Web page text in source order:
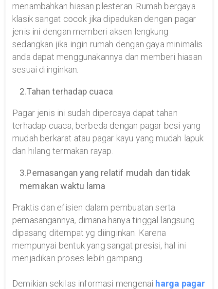
menambahkan hiasan plesteran. Rumah bergaya
klasik sangat cocok jika dipadukan dengan pagar
jenis ini dengan memberi aksen lengkung
sedangkan jika ingin rumah dengan gaya minimalis
anda dapat menggunakannya dan memberi hiasan
sesuai diinginkan.
2.Tahan terhadap cuaca
Pagar jenis ini sudah dipercaya dapat tahan
terhadap cuaca, berbeda dengan pagar besi yang
mudah berkarat atau pagar kayu yang mudah lapuk
dan hilang termakan rayap.
3.Pemasangan yang relatif mudah dan tidak
memakan waktu lama
Praktis dan efisien dalam pembuatan serta
pemasangannya, dimana hanya tinggal langsung
dipasang ditempat yg diinginkan. Karena
mempunyai bentuk yang sangat presisi, hal ini
menjadikan proses lebih gampang.
Demikian sekilas informasi mengenai harga pagar